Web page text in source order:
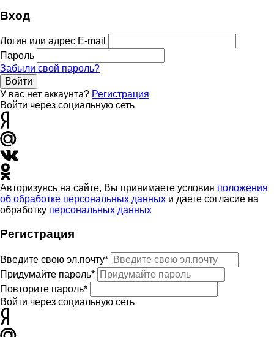
Вход
Логин или адрес E-mail
Пароль
Забыли свой пароль?
Войти
У вас нет аккаунта? Регистрация
Войти через социальную сеть
Авторизуясь на сайте, Вы принимаете условия положения
об обработке персональных данных и даете согласие на
обработку персональных данных
Регистрация
Введите свою эл.почту*
Придумайте пароль*
Повторите пароль*
Войти через социальную сеть